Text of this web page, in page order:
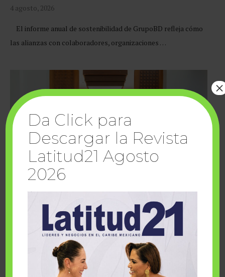
4 agosto, 2026
El informe anual de sostenibilidad de GrupoBD refleja cómo
las alianzas con colaboradores, organizaciones …
Cuando la solidaridad inspira; cumplen
sueños Fairmont Mayakoba y Make-A-Wish
Da Click para
Descargar la Revista
Latitud21 Agosto
2026
×